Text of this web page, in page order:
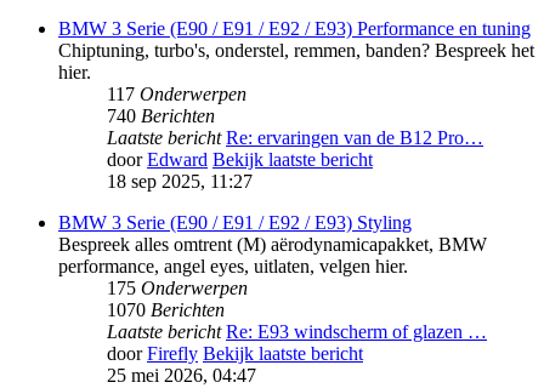
BMW 3 Serie (E90 / E91 / E92 / E93) Performance en tuning
Chiptuning, turbo's, onderstel, remmen, banden? Bespreek het
hier.
117 Onderwerpen
740 Berichten
Laatste bericht Re: ervaringen van de B12 Pro…
doorEdward Bekijk laatste bericht
18 sep 2025, 11:27
BMW 3 Serie (E90 / E91 / E92 / E93) Styling
Bespreek alles omtrent (M) aërodynamicapakket, BMW
performance, angel eyes, uitlaten, velgen hier.
175 Onderwerpen
1070 Berichten
Laatste bericht Re: E93 windscherm of glazen …
doorFirefly Bekijk laatste bericht
25 mei 2026, 04:47